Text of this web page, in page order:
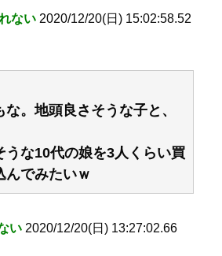
ない 2020/12/20(日) 15:02:58.52
。地頭良さそうな子と、
うな10代の娘を3人くらい買
んでみたいｗ
い 2020/12/20(日) 13:27:02.66